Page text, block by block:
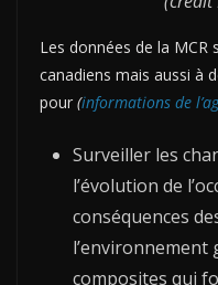
Les données de la MCR
canadiens mais aussi à
pour (informations de
Surveiller les
l’évolution de
conséquences
l’environnement
composites qui